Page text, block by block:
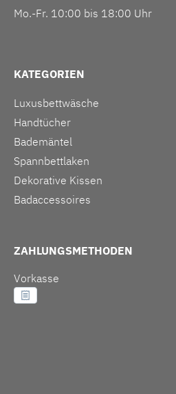
Mo.-Fr. 10:00 bis 18:00 Uhr
KATEGORIEN
Luxusbettwäsche
Handtücher
Bademäntel
Spannbettlaken
Dekorative Kissen
Badaccessoires
ZAHLUNGSMETHODEN
Vorkasse